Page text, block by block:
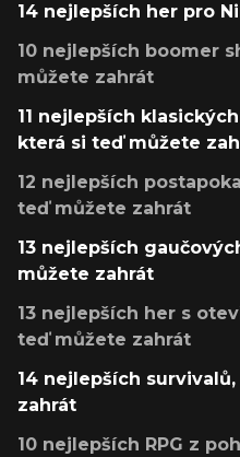
14 nejlepších her pro
10 nejlepších boomer
můžete zahrát
11 nejlepších
která si teď můžete
12 nejlepších
teď můžete zahrát
13 nejlepších
můžete zahrát
13 nejlepších her s
teď můžete zahrát
14 nejlepších
zahrát
10 nejlepších RPG z